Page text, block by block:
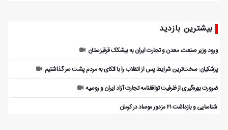
بیشترین بازدید
ورود وزیر صنعت، معدن و تجارت ایران به بیشکک قرقیزستان
پزشکیان: سخت‌ترین شرایط پس از انقلاب را با اتکای به مردم پشت سر گذاشتیم
ضرورت بهره‌گیری از ظرفیت توافقنامه تجارت آزاد ایران و روسیه
️ شناسایی و بازداشت ۲۱ مزدور موساد در کرمان